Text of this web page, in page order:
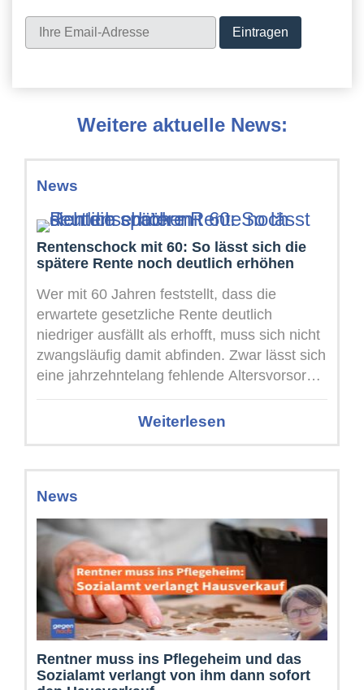
Weitere aktuelle News:
News
Rentenschock mit 60: So lässt sich die
spätere Rente noch deutlich erhöhen
Wer mit 60 Jahren feststellt, dass die
erwartete gesetzliche Rente deutlich
niedriger ausfällt als erhofft, muss sich nicht
zwangsläufig damit abfinden. Zwar lässt sich
eine jahrzehntelang fehlende Altersvorsorge
kurz vor ...
Weiterlesen
News
Rentner muss ins Pflegeheim und das
Sozialamt verlangt von ihm dann sofort